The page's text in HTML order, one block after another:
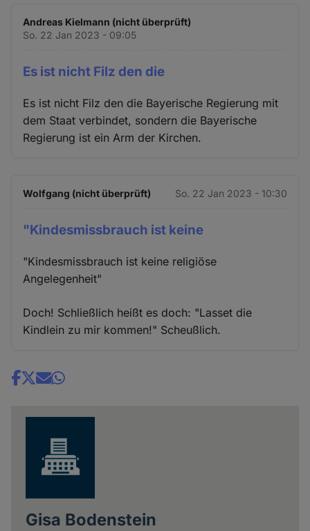
Andreas Kielmann (nicht überprüft)
So. 22 Jan 2023 - 09:05
Es ist nicht Filz den die
Es ist nicht Filz den die Bayerische Regierung mit
dem Staat verbindet, sondern die Bayerische
Regierung ist ein Arm der Kirchen.
Wolfgang (nicht überprüft) So. 22 Jan 2023 - 10:30
"Kindesmissbrauch ist keine
"Kindesmissbrauch ist keine religiöse
Angelegenheit"
Doch! Schließlich heißt es doch: "Lasset die
Kindlein zu mir kommen!" Scheußlich.
Share
Gisa Bodenstein